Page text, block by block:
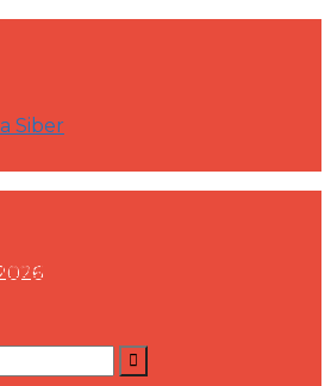
Siber